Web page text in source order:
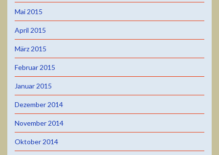
Mai 2015
April 2015
März 2015
Februar 2015
Januar 2015
Dezember 2014
November 2014
Oktober 2014